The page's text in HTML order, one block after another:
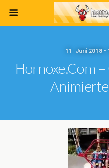
11. Juni 2018
Hornoxe.com